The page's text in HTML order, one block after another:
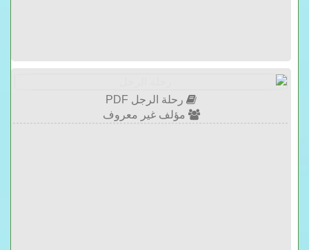
رحلة الرجل PDF
مؤلف غير معروف